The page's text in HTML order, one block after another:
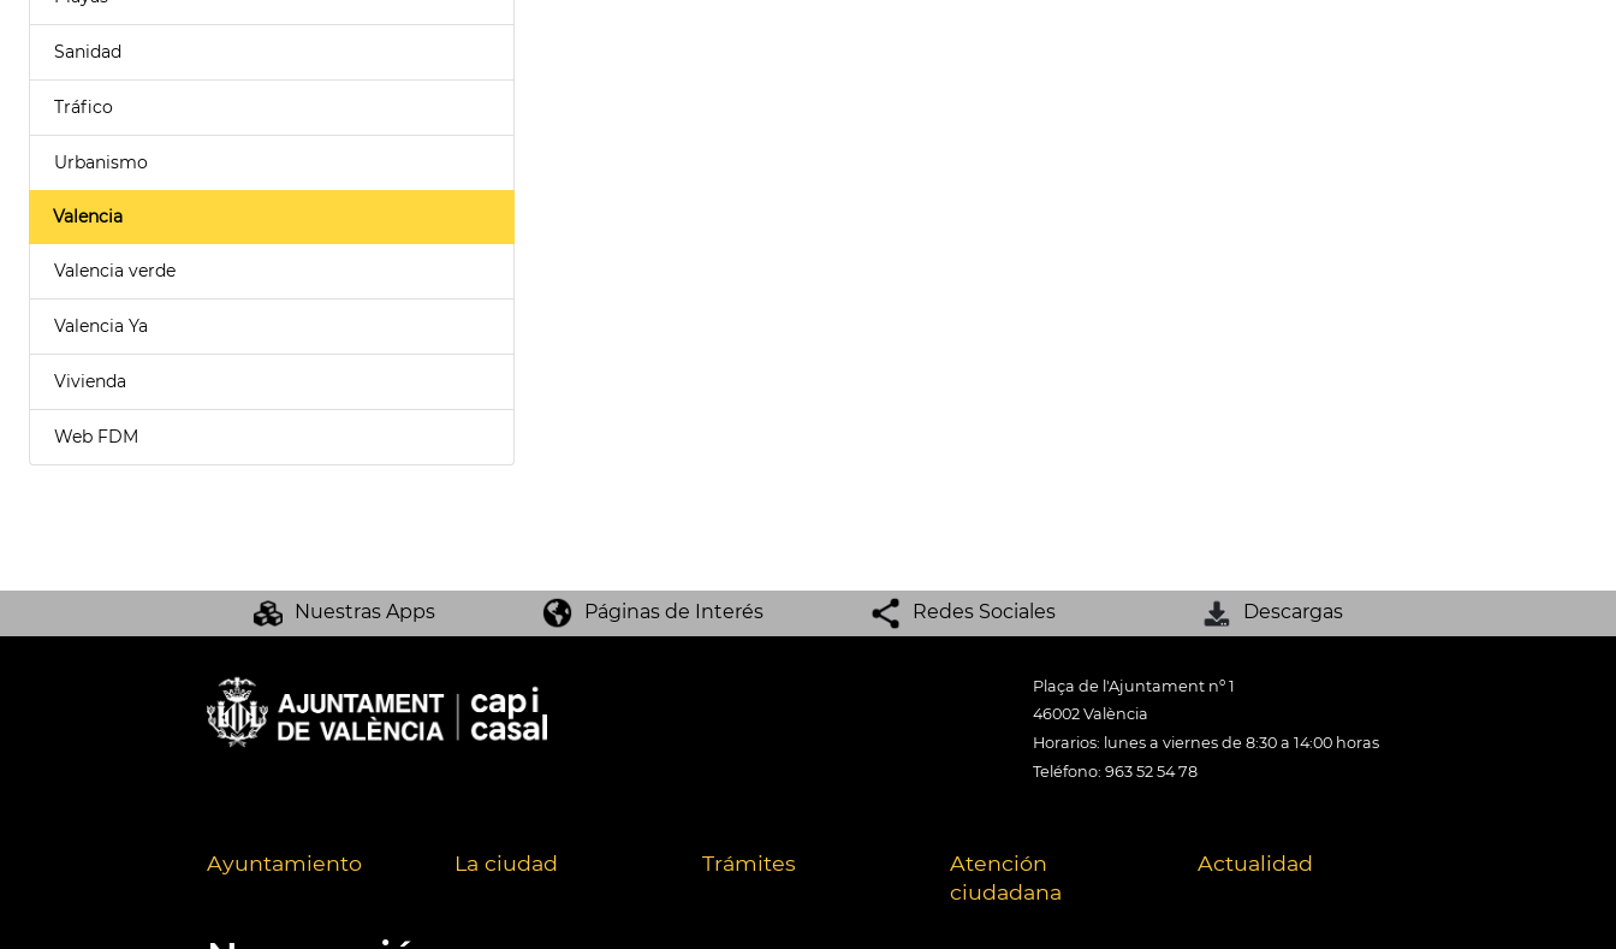
Sanidad
Tráfico
Urbanismo
Valencia
Valencia verde
Valencia Ya
Vivienda
Web FDM
Nuestras Apps Páginas de Interés Redes Sociales Descargas
Plaça de l'Ajuntament nº 1
46002 València
Horarios: lunes a viernes de 8:30 a 14:00 horas
Teléfono: 963 52 54 78
Ayuntamiento La ciudad Trámites
Atención
ciudadana
Actualidad